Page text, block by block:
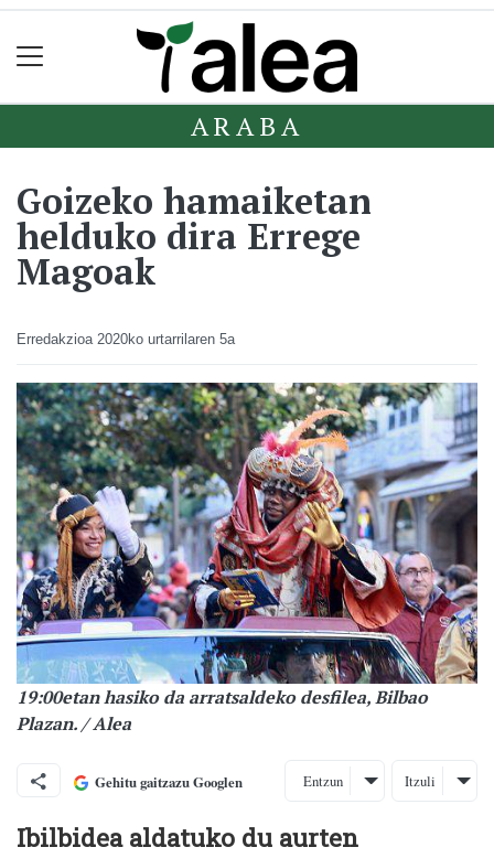
ARABA
Goizeko hamaiketan
helduko dira Errege
Magoak
Erredakzioa 2020ko urtarrilaren 5a
19:00etan hasiko da arratsaldeko desfilea, Bilbao
Plazan. / Alea
Gehitu gaitzazu Googlen Entzun Itzuli
Ibilbidea aldatuko du aurten